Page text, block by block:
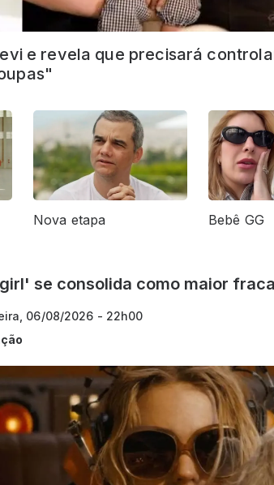
Emilly Araújo são divulgados;
Nova etapa Bebê GG
se consolida como maior
06/08/2026 - 22h00